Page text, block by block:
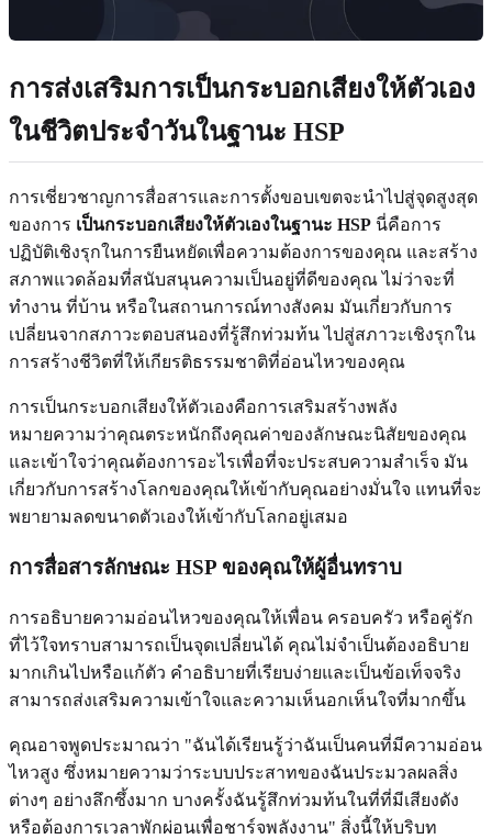
การส่งเสริมการเป็นกระบอกเสียงให้ตัวเอง
ในชีวิตประจำวันในฐานะ HSP
การเชี่ยวชาญการสื่อสารและการตั้งขอบเขตจะนำไปสู่จุดสูงสุด
ของการ เป็นกระบอกเสียงให้ตัวเองในฐานะ HSP นี่คือการ
ปฏิบัติเชิงรุกในการยืนหยัดเพื่อความต้องการของคุณ และสร้าง
สภาพแวดล้อมที่สนับสนุนความเป็นอยู่ที่ดีของคุณ ไม่ว่าจะที่
ทำงาน ที่บ้าน หรือในสถานการณ์ทางสังคม มันเกี่ยวกับการ
เปลี่ยนจากสภาวะตอบสนองที่รู้สึกท่วมท้น ไปสู่สภาวะเชิงรุกใน
การสร้างชีวิตที่ให้เกียรติธรรมชาติที่อ่อนไหวของคุณ
การเป็นกระบอกเสียงให้ตัวเองคือการเสริมสร้างพลัง
หมายความว่าคุณตระหนักถึงคุณค่าของลักษณะนิสัยของคุณ
และเข้าใจว่าคุณต้องการอะไรเพื่อที่จะประสบความสำเร็จ มัน
เกี่ยวกับการสร้างโลกของคุณให้เข้ากับคุณอย่างมั่นใจ แทนที่จะ
พยายามลดขนาดตัวเองให้เข้ากับโลกอยู่เสมอ
การสื่อสารลักษณะ HSP ของคุณให้ผู้อื่นทราบ
การอธิบายความอ่อนไหวของคุณให้เพื่อน ครอบครัว หรือคู่รัก
ที่ไว้ใจทราบสามารถเป็นจุดเปลี่ยนได้ คุณไม่จำเป็นต้องอธิบาย
มากเกินไปหรือแก้ตัว คำอธิบายที่เรียบง่ายและเป็นข้อเท็จจริง
สามารถส่งเสริมความเข้าใจและความเห็นอกเห็นใจที่มากขึ้น
คุณอาจพูดประมาณว่า "ฉันได้เรียนรู้ว่าฉันเป็นคนที่มีความอ่อน
ไหวสูง ซึ่งหมายความว่าระบบประสาทของฉันประมวลผลสิ่ง
ต่างๆ อย่างลึกซึ้งมาก บางครั้งฉันรู้สึกท่วมท้นในที่ที่มีเสียงดัง
หรือต้องการเวลาพักผ่อนเพื่อชาร์จพลังงาน" สิ่งนี้ให้บริบท